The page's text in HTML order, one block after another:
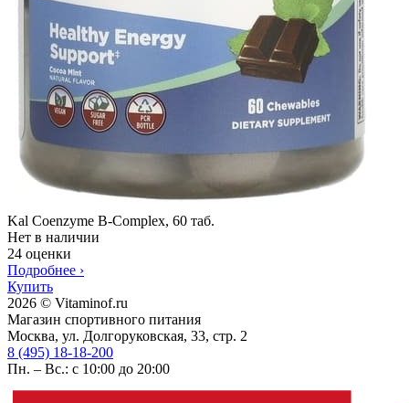
Kal Coenzyme B-Complex, 60 таб.
Нет в наличии
24 оценки
Подробнее ›
Купить
2026 © Vitaminof.ru
Магазин спортивного питания
Москва, ул. Долгоруковская, 33, стр. 2
8 (495) 18-18-200
Пн. – Вс.: с 10:00 до 20:00